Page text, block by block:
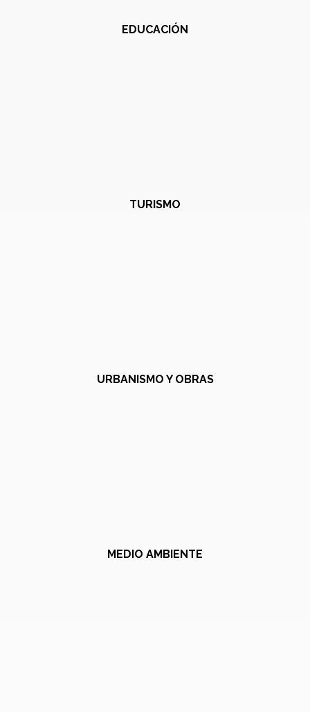
EDUCACIÓN
TURISMO
URBANISMO Y OBRAS
MEDIO AMBIENTE